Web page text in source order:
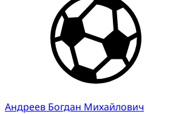
Андреев Богдан Михайлович